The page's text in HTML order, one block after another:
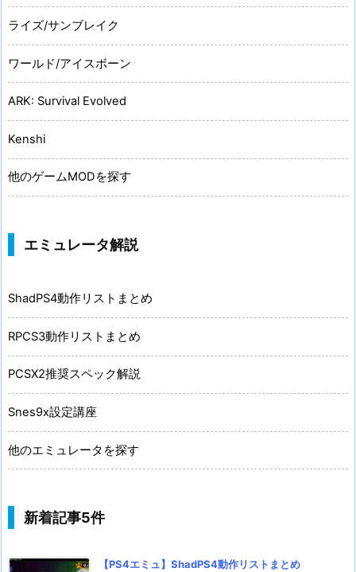
ライズ/サンブレイク
ワールド/アイスボーン
ARK: Survival Evolved
Kenshi
他のゲームMODを探す
エミュレータ解説
ShadPS4動作リストまとめ
RPCS3動作リストまとめ
PCSX2推奨スペック解説
Snes9x設定講座
他のエミュレータを探す
新着記事5件
【PS4エミュ】ShadPS4動作リストまとめ